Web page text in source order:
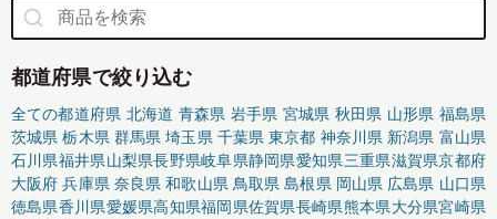
都道府県で絞り込む
全ての都道府県 北海道 青森県 岩手県 宮城県 秋田県 山形県 福島県
茨城県 栃木県 群馬県 埼玉県 千葉県 東京都 神奈川県 新潟県 富山県
石川県福井県山梨県長野県岐阜県静岡県愛知県三重県滋賀県京都府
大阪府 兵庫県 奈良県 和歌山県 鳥取県 島根県 岡山県 広島県 山口県
徳島県香川県愛媛県高知県福岡県佐賀県長崎県熊本県大分県宮崎県